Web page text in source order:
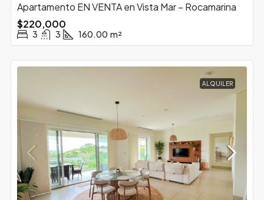
Apartamento EN VENTA en Vista Mar – Rocamarina
$220,000
3 3 160.00 m²
ALQUILER